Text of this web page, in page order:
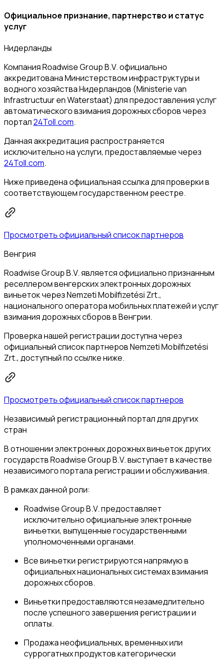
Официальное признание, партнерство и статус
услуг
Нидерланды
Компания Roadwise Group B.V. официально
аккредитована Министерством инфраструктуры и
водного хозяйства Нидерландов (Ministerie van
Infrastructuur en Waterstaat) для предоставления услуг
автоматического взимания дорожных сборов через
портал24Toll.com.
Данная аккредитация распространяется
исключительно на услуги, предоставляемые через
24Toll.com.
Ниже приведена официальная ссылка для проверки в
соответствующем государственном реестре.
Просмотреть официальный список партнеров
Венгрия
Roadwise Group B.V. является официально признанным
реселлером венгерских электронных дорожных
виньеток через Nemzeti Mobilfizetési Zrt.,
национального оператора мобильных платежей и услуг
взимания дорожных сборов в Венгрии.
Проверка нашей регистрации доступна через
официальный список партнеров Nemzeti Mobilfizetési
Zrt., доступный по ссылке ниже.
Просмотреть официальный список партнеров
Независимый регистрационный портал для других
стран
В отношении электронных дорожных виньеток других
государств Roadwise Group B.V. выступает в качестве
независимого портала регистрации и обслуживания.
В рамках данной роли:
Roadwise Group B.V. предоставляет
исключительно официальные электронные
виньетки, выпущенные государственными
уполномоченными органами.
Все виньетки регистрируются напрямую в
официальных национальных системах взимания
дорожных сборов.
Виньетки предоставляются незамедлительно
после успешного завершения регистрации и
оплаты.
Продажа неофициальных, временных или
суррогатных продуктов категорически